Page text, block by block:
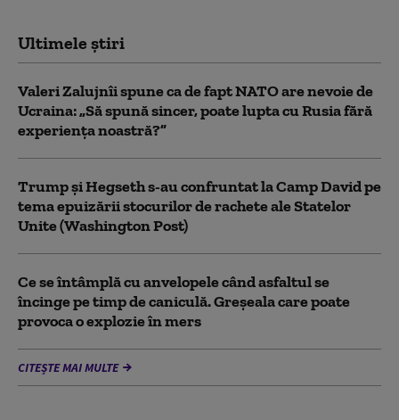
Ultimele știri
Valeri Zalujnîi spune ca de fapt NATO are nevoie de
Ucraina: „Să spună sincer, poate lupta cu Rusia fără
experiența noastră?”
Trump şi Hegseth s-au confruntat la Camp David pe
tema epuizării stocurilor de rachete ale Statelor
Unite (Washington Post)
Ce se întâmplă cu anvelopele când asfaltul se
încinge pe timp de caniculă. Greșeala care poate
provoca o explozie în mers
CITEȘTE MAI MULTE